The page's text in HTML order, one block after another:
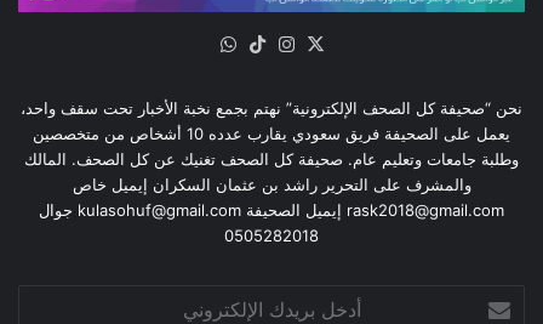
‫X انستقرام‫TikTok
نحن “صحيفة كل الصحف الإلكترونية” نهتم بجمع نخبة الأخبار تحت سقف واحد،
يعمل على الصحيفة فريق سعودي يقارب عدده 10 أشخاص من متخصصين
وطلبة جامعات وتعليم عام. صحيفة كل الصحف تغنيك عن كل الصحف. المالك
والمشرف على التحرير راشد بن عثمان السكران إيميل خاص
rask2018@gmail.com إيميل الصحيفة kulasohuf@gmail.com جوال
0505282018